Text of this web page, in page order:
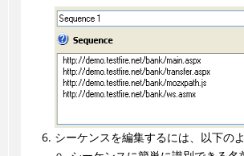
シーケンスを編集するには、以下の